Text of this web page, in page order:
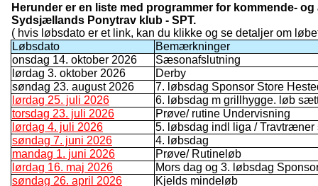
Herunder er en liste med programmer for kommende-
Sydsjællands Ponytrav klub - SPT.
( hvis løbsdato er et link, kan du klikke og se detaljer om
Løbsdato
Bemærkninger
onsdag 14. oktober 2026
Sæsonafslutning
lørdag 3. oktober 2026
Derby
søndag 23. august 2026
7. løbsdag Sponsor Store
lørdag 25. juli 2026
6. løbsdag m grillhygge. løb
torsdag 23. juli 2026
Prøve/ rutine Undervisning
lørdag 4. juli 2026
5. løbsdag indl liga / Travtræner
søndag 7. juni 2026
4. løbsdag
mandag 1. juni 2026
Prøve/ Rutineløb
lørdag 16. maj 2026
Mors dag og 3. løbsdag
søndag 26. april 2026
Kjelds mindeløb